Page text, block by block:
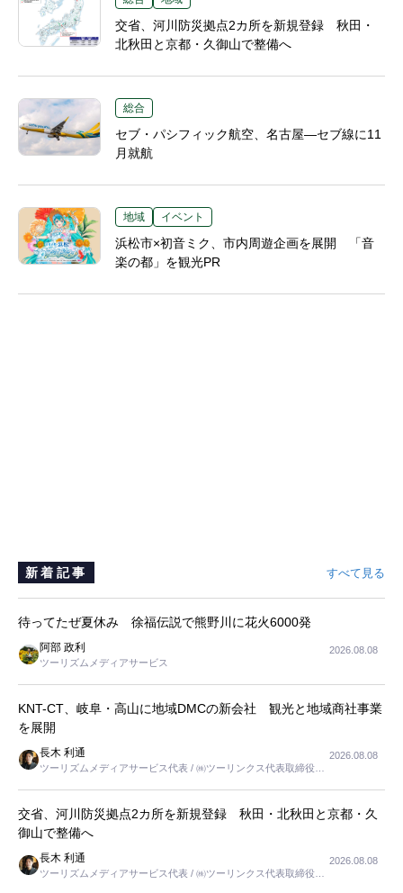
交省、河川防災拠点2カ所を新規登録 秋田・
北秋田と京都・久御山で整備へ
総合
セブ・パシフィック航空、名古屋―セブ線に11
月就航
地域 イベント
浜松市×初音ミク、市内周遊企画を展開 「音
楽の都」を観光PR
新着記事 すべて見る
待ってたぜ夏休み 徐福伝説で熊野川に花火6000発
阿部 政利
ツーリズムメディアサービス
2026.08.08
KNT-CT、岐阜・高山に地域DMCの新会社 観光と地域商社事業
を展開
長木 利通
ツーリズムメディアサービス代表 / ㈱ツーリンクス代表取締役社
2026.08.08
交省、河川防災拠点2カ所を新規登録 秋田・北秋田と京都・久
御山で整備へ
長木 利通
ツーリズムメディアサービス代表 / ㈱ツーリンクス代表取締役社
2026.08.08